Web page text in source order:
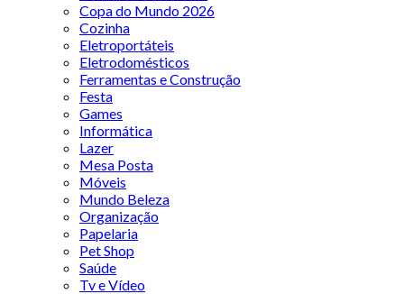
Copa do Mundo 2026
Cozinha
Eletroportáteis
Eletrodomésticos
Ferramentas e Construção
Festa
Games
Informática
Lazer
Mesa Posta
Móveis
Mundo Beleza
Organização
Papelaria
Pet Shop
Saúde
Tv e Vídeo